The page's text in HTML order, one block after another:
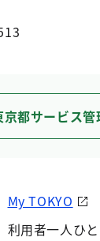
都サービス
My TOKYO
利用者一人ひ